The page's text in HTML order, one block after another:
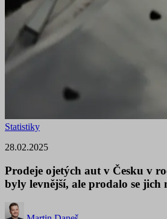
Statistiky
28.02.2025
Prodeje ojetých aut v Česku v
byly levnější, ale prodalo se jich